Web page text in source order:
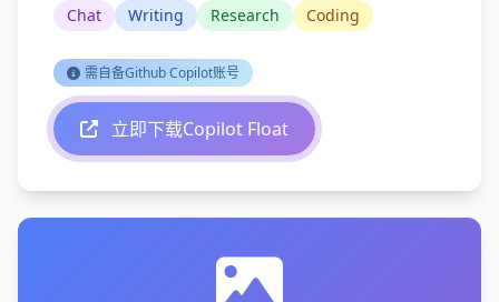
Chat Writing Research Coding
需自备Github Copilot账号
立即下载Copilot Float